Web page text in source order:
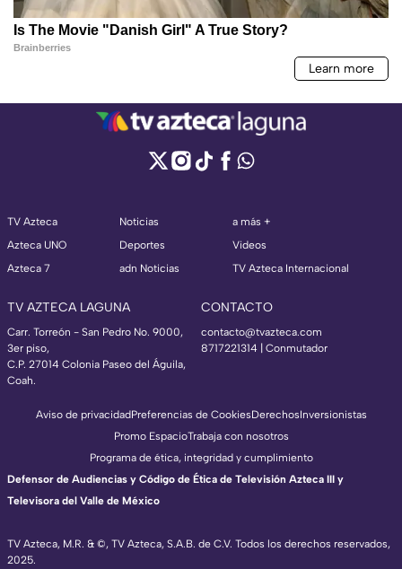
TV Azteca
Azteca UNO
Azteca 7
Noticias
Deportes
adn Noticias
a más +
Videos
TV Azteca Internacional
TV AZTECA LAGUNA
Carr. Torreón - San Pedro No. 9000,
3er piso,
C.P. 27014 Colonia Paseo del Águila,
Coah.
CONTACTO
contacto@tvazteca.com
8717221314 | Conmutador
TV Azteca, M.R. & ©, TV Azteca, S.A.B. de C.V. Todos los derechos reservados,
2025.
Aviso de privacidadPreferencias de CookiesDerechosInversionistas
Promo EspacioTrabaja con nosotros
Programa de ética, integridad y cumplimiento
Defensor de Audiencias y Código de Ética de Televisión Azteca III y
Televisora del Valle de México